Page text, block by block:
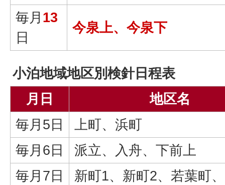
毎月 13
日
今泉上、今泉下
小泊地域地区別検針日程表
月日
地区名
毎月5日
上町、浜町
毎月6日
派立、入舟、下前上
毎月7日
新町1、新町2、若葉町